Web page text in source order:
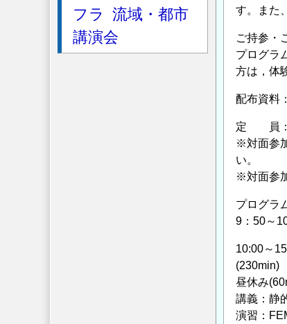
す。また
ご持参・
プログラ
方は，体
配布資料
定 員：
※対面参
い。
※対面参
プログラ
9：50～
10:00～
(230min)
昼休み
講義：静
演習：
フラ
流域・都市
講演会